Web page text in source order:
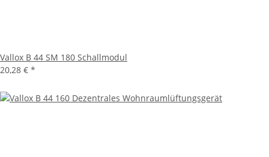
Vallox B 44 SM 180 Schallmodul
20,28 € *